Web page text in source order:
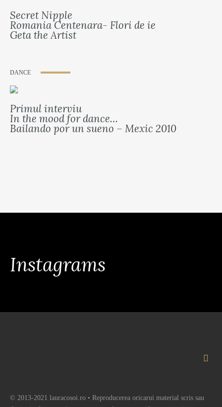
Secret Nipple
Romania Centenara- Flori de ie
Geta the Artist
DANCE
Primul interviu
In the mood for dance…
Bailando por un sueno – Mexic 2010
Instagrams
© 2013-2021 lauracosoi.ro • Reproducerea oricarui material scris sau